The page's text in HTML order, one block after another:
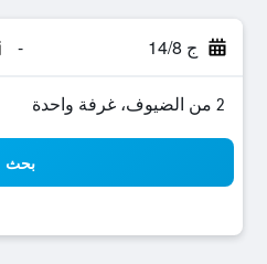
ج 14/8 -
2 من الضيوف، غرفة واحدة
بحث